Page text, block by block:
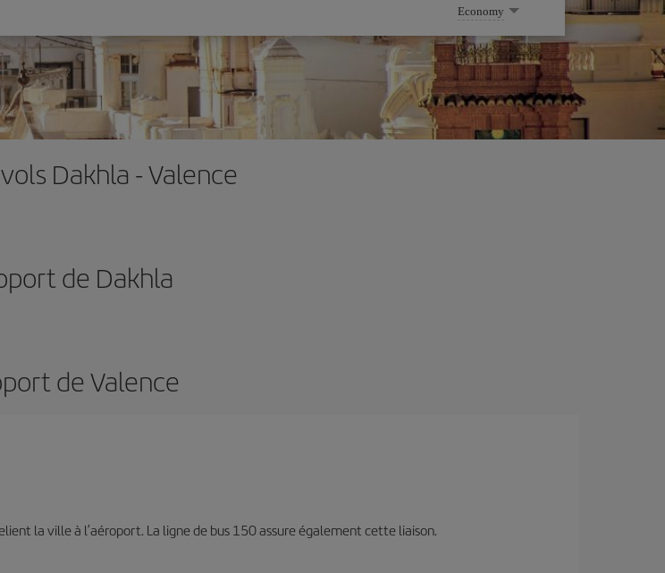
Economy
Dakhla - Valence
de Dakhla
de Valence
la ville à l’aéroport. La ligne de bus 150 assure également cette liaison.